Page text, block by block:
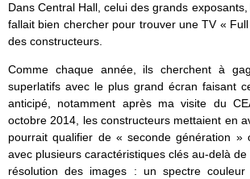
Dans Central Hall, celui des grands
fallait bien chercher pour trouver une TV «
des constructeurs.
Comme chaque année, ils cherchent à
superlatifs avec le plus grand écran faisant
anticipé, notamment après ma visite du
octobre 2014, les constructeurs mettaient en
pourrait qualifier de « seconde génération »
avec plusieurs caractéristiques clés au-delà de
résolution des images : un spectre